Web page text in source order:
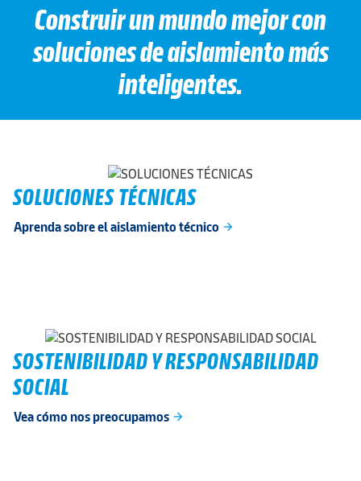
Construir un mundo mejor con
soluciones de aislamiento más
inteligentes.
SOLUCIONES TÉCNICAS
Aprenda sobre el aislamiento técnico arrow_forward
SOSTENIBILIDAD Y RESPONSABILIDAD
SOCIAL
Vea cómo nos preocupamos arrow_forward